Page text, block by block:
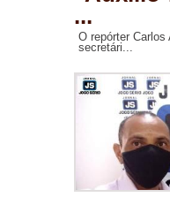
...
O repórter
secretári...